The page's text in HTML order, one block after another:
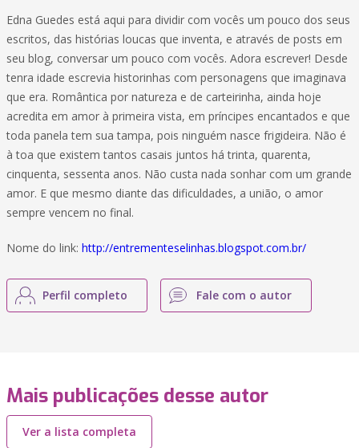
Edna Guedes está aqui para dividir com vocês um pouco dos seus
escritos, das histórias loucas que inventa, e através de posts em
seu blog, conversar um pouco com vocês. Adora escrever! Desde
tenra idade escrevia historinhas com personagens que imaginava
que era. Romântica por natureza e de carteirinha, ainda hoje
acredita em amor à primeira vista, em príncipes encantados e que
toda panela tem sua tampa, pois ninguém nasce frigideira. Não é
à toa que existem tantos casais juntos há trinta, quarenta,
cinquenta, sessenta anos. Não custa nada sonhar com um grande
amor. E que mesmo diante das dificuldades, a união, o amor
sempre vencem no final.
Nome do link: http://entrementeselinhas.blogspot.com.br/
Perfil completo Fale com o autor
Mais publicações desse autor
Ver a lista completa